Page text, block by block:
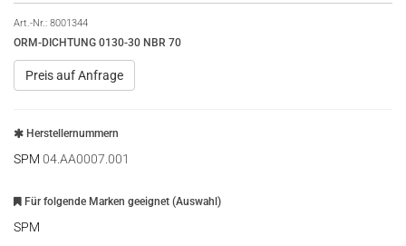
Art.-Nr.: 8001344
ORM-DICHTUNG 0130-30 NBR 70
Preis auf Anfrage
Herstellernummern
SPM 04.AA0007.001
Für folgende Marken geeignet (Auswahl)
SPM